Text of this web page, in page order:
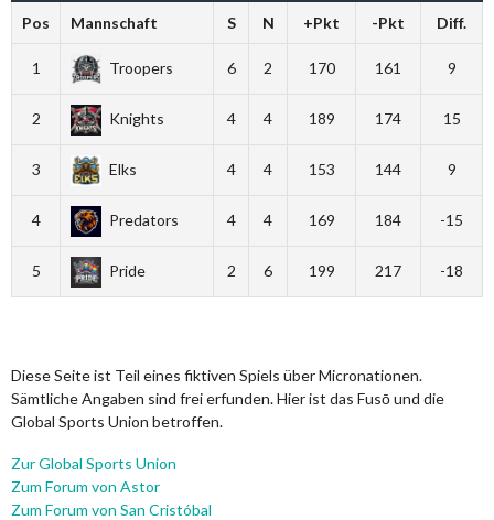
Pos Mannschaft S N +Pkt -Pkt Diff.
1 Troopers 6 2 170 161 9
2 Knights 4 4 189 174 15
3 Elks 4 4 153 144 9
4 Predators 4 4 169 184 -15
5 Pride 2 6 199 217 -18
Diese Seite ist Teil eines fiktiven Spiels über Micronationen.
Sämtliche Angaben sind frei erfunden. Hier ist das Fusō und die
Global Sports Union betroffen.
Zur Global Sports Union
Zum Forum von Astor
Zum Forum von San Cristóbal